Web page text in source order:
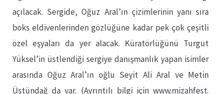
açılacak. Sergide, Oğuz Aral’ın çizimlerinin yanı sıra
boks eldivenlerinden gözlüğüne kadar pek çok çeşitli
özel eşyaları da yer alacak. Küratörlüğünü Turgut
Yüksel’in üstlendiği sergiye danışmanlık yapan isimler
arasında Oğuz Aral’ın oğlu Seyit Ali Aral ve Metin
Üstündağ da var. (Ayrıntılı bilgi için www.mizahfest.